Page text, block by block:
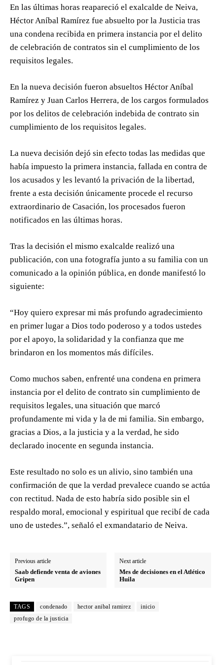
En las últimas horas reapareció el exalcalde de Neiva,
Héctor Aníbal Ramírez fue absuelto por la Justicia tras
una condena recibida en primera instancia por el delito
de celebración de contratos sin el cumplimiento de los
requisitos legales.
En la nueva decisión fueron absueltos Héctor Aníbal
Ramírez y Juan Carlos Herrera, de los cargos formulados
por los delitos de celebración indebida de contrato sin
cumplimiento de los requisitos legales.
La nueva decisión dejó sin efecto todas las medidas que
había impuesto la primera instancia, fallada en contra de
los acusados y les levantó la privación de la libertad,
frente a esta decisión únicamente procede el recurso
extraordinario de Casación, los procesados fueron
notificados en las últimas horas.
Tras la decisión el mismo exalcalde realizó una
publicación, con una fotografía junto a su familia con un
comunicado a la opinión pública, en donde manifestó lo
siguiente:
“Hoy quiero expresar mi más profundo agradecimiento
en primer lugar a Dios todo poderoso y a todos ustedes
por el apoyo, la solidaridad y la confianza que me
brindaron en los momentos más difíciles.
Como muchos saben, enfrenté una condena en primera
instancia por el delito de contrato sin cumplimiento de
requisitos legales, una situación que marcó
profundamente mi vida y la de mi familia. Sin embargo,
gracias a Dios, a la justicia y a la verdad, he sido
declarado inocente en segunda instancia.
Este resultado no solo es un alivio, sino también una
confirmación de que la verdad prevalece cuando se actúa
con rectitud. Nada de esto habría sido posible sin el
respaldo moral, emocional y espiritual que recibí de cada
uno de ustedes.”, señaló el exmandatario de Neiva.
Previous article
Saab defiende venta de aviones
Gripen
Next article
Mes de decisiones en el Atlético
Huila
TAGS condenado hector anibal ramirez
inicio
profugo de la justicia